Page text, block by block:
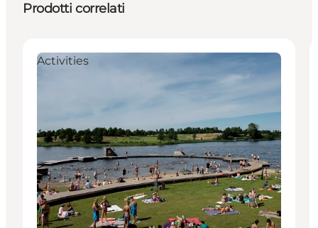
Prodotti correlati
Activities